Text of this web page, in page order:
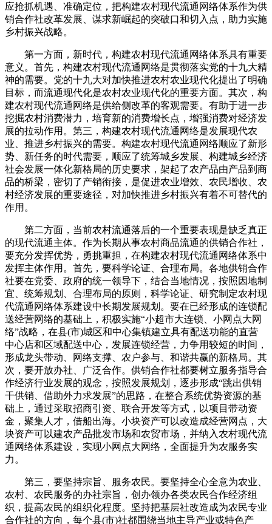
应抢抓机遇、准确定位，把构建农村现代流通网络体系作为供
销合作社改革发展、谋求新崛起的突破口和切入点，助力实施
乡村振兴战略。
第一方面，新时代，构建农村现代流通网络体系具有重要
意义。首先，构建农村现代流通网络是贯彻落实党的十九大精
神的需要。党的十九大对加快推进农村农业现代化提出了明确
目标，而流通现代化是农村农业现代化的重要方面。其次，构
建农村现代流通网络是供给侧改革的客观需要。有助于进一步
挖掘农村消费潜力，培育新的消费增长点，增强消费对经济发
展的拉动作用。第三，构建农村现代流通网络是发展现代农
业、推进乡村振兴的需要。构建农村现代流通网络顺应了新形
势、新任务的时代需要，顺应了统筹城乡发展、构建城乡经济
社会发展一体化新格局的历史要求，架起了农产品由产品到商
品的桥梁，密切了产销衔接，是促进农业增效、农民增收、农
村经济发展的重要途径，对加快推进乡村振兴有着不可替代的
作用。
第二方面，当前农村流通落后的一个重要表现是缺乏真正
的现代流通主体。作为长期从事农村商品流通的供销合作社，
要充分发挥优势，勇挑重担，在构建农村现代流通网络体系中
发挥主体作用。首先，要科学论证、合理布局。各地供销合作
社要在党委、政府的统一领导下，结合当地情况，按照因地制
宜、统筹规划、合理布局的原则，科学论证、研究制定农村现
代流通网络体系建设中长期发展规划。要在已经形成的连锁配
送经营网络的基础上，积极实施“小超市大连锁、小网点大网
络”战略，在县(市)城区和中心集镇建立具有配送功能的直营
中心店和区域配送中心，发展连锁经营，力争用较短的时间，
形成龙头带动、网络支撑、农户参与、和谐共赢的新格局。其
次，要开放办社、广泛合作。供销合作社都要树立服务指导合
作经济行业发展的观念，按照发展规划，逐步形成“跳出供销
干供销、借助外力求发展”的思路，在整合系统优势资源的基
础上，通过采取招商引资、联合开发等方式，以项目带动资
金，聚集人才，借船出海。小块资产可以改造成经营网点，大
块资产可以建农产品批发市场和农贸市场，并纳入农村现代流
通网络体系建设，实现小网点大网络，全面提升为农服务实
力。
第三，要坚持宗旨、服务农民。要坚持全心全意为农业、
农村、农民服务的办社宗旨，创办领办各类农民合作经济组
织，提高农民的组织化程度。坚持把基层社改造成为农民专业
合作社的方向，每个县(市)社都围绕当地主导产业或特色产